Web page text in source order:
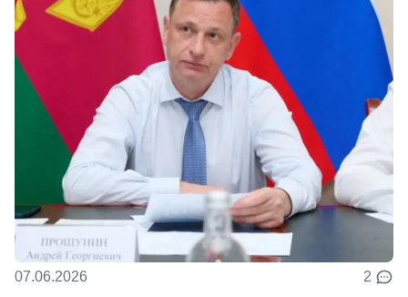
07.06.2026 2